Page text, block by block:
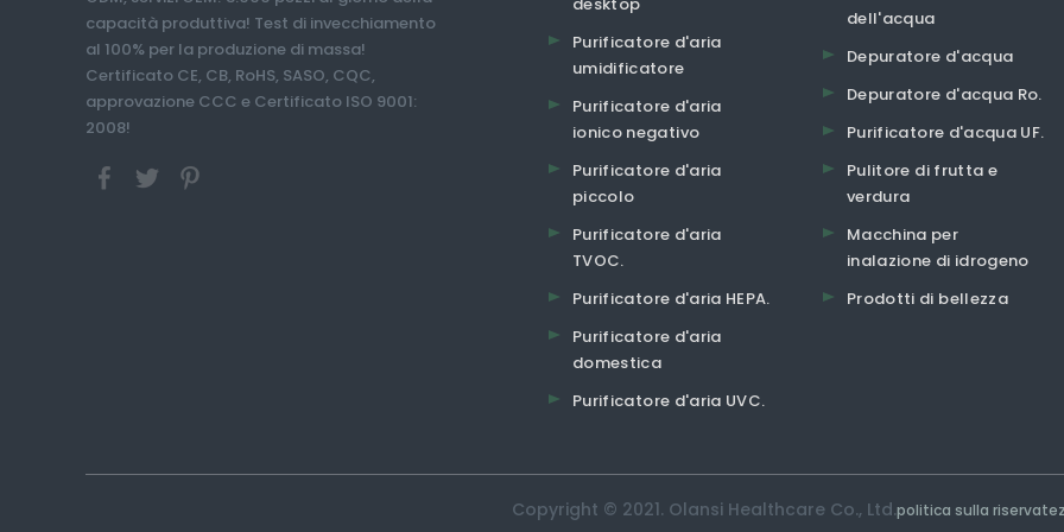
capacità produttiva! Test di invecchiamento
al 100% per la produzione di massa!
Certificato CE, CB, RoHS, SASO, CQC,
approvazione CCC e Certificato ISO 9001:
2008!
Purificatore d'aria
umidificatore
Purificatore d'aria
ionico negativo
Purificatore d'aria
piccolo
Purificatore d'aria
TVOC.
Purificatore d'aria HEPA.
Purificatore d'aria
domestica
Purificatore d'aria UVC.
dell'acqua
Depuratore d'acqua
Depuratore d'acqua Ro.
Purificatore d'acqua UF.
Pulitore di frutta e
verdura
Macchina per
inalazione di idrogeno
Prodotti di bellezza
Copyright © 2021. Olansi Healthcare Co., Ltd.politica sulla